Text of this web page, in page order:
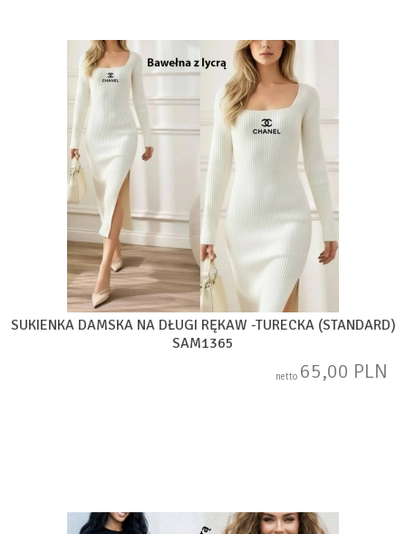
SUKIENKA DAMSKA NA DŁUGI RĘKAW -TURECKA (STANDARD)
SAM1365
netto 65,00 PLN